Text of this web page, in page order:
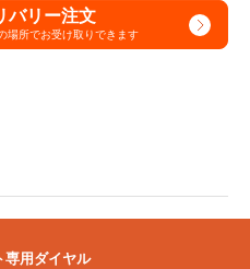
バリー注文
場所でお受け取りできます
専用ダイヤル